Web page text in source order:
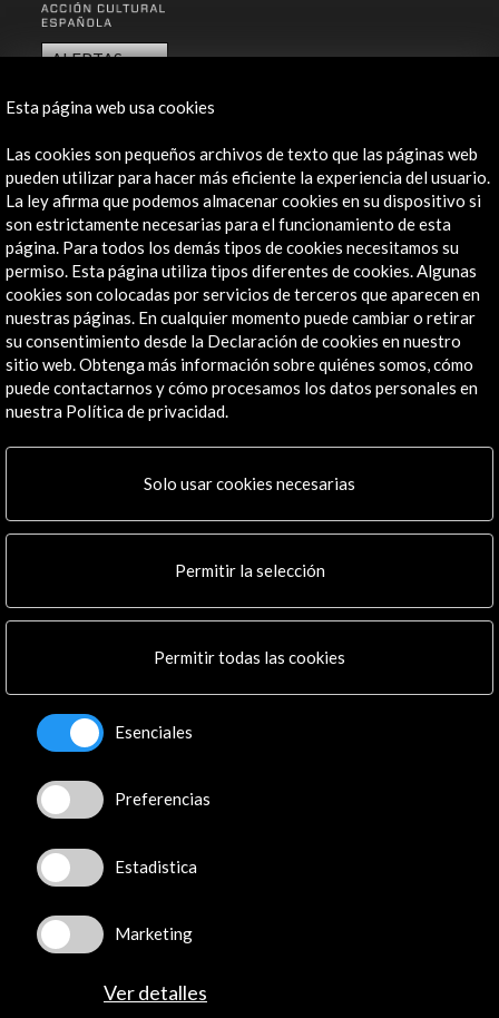
ALERTAS
Contacta
info@accioncultural.es
+34 91 700 4000
José Abascal, 4 - 4º
28003 Madrid, España
Canales de contacto
Explora
Institucional
Residencias
Noticias
Mapa Web
Boletín digital
Logo y crédito a AC/E
Conecta
Instagram
LinkedIn
Facebook
Youtube
Flickr
TikTok
Esta página web usa cookies
Las cookies son pequeños archivos de texto que las páginas web
pueden utilizar para hacer más eficiente la experiencia del usuario.
La ley afirma que podemos almacenar cookies en su dispositivo si
son estrictamente necesarias para el funcionamiento de esta
página. Para todos los demás tipos de cookies necesitamos su
permiso. Esta página utiliza tipos diferentes de cookies. Algunas
cookies son colocadas por servicios de terceros que aparecen en
nuestras páginas. En cualquier momento puede cambiar o retirar
su consentimiento desde la Declaración de cookies en nuestro
sitio web. Obtenga más información sobre quiénes somos, cómo
puede contactarnos y cómo procesamos los datos personales en
nuestra Política de privacidad.
Solo usar cookies necesarias
Permitir la selección
Permitir todas las cookies
Esenciales
Preferencias
Estadistica
Marketing
Ver detalles